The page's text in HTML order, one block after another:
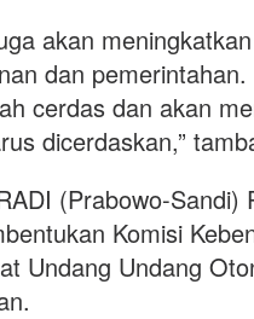
akan
dan
cerdas dan akan
dicerdaskan,”
(Prabowo-
Komisi
Undang Undang